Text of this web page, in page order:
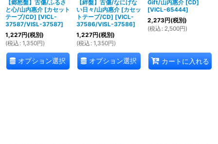
【郷愁盤】古傷/ふるさ
と心/山内惠介 [カセット
テープ/CD] [VICL-
37587/VISL-37587]
1,227円(税別)
(税込 : 1,350円)
オプション選択
【絆盤】古傷/なにげな
い日々/山内惠介 [カセッ
トテープ/CD] [VICL-
37586/VISL-37586]
1,227円(税別)
(税込 : 1,350円)
オプション選択
Gift/山内惠介 [CD]
[VICL-65444]
2,273円(税別)
(税込 : 2,500円)
カートに入れる